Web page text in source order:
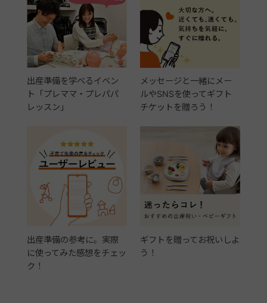
出産準備を学べるイベン
ト「プレママ・プレパパ
レッスン」
メッセージと一緒にメー
ルやSNSを使ってギフト
チケットを贈ろう！
出産準備の参考に。実際
に使ってみた感想をチェッ
ク！
ギフトを贈ってお祝いしよ
う！